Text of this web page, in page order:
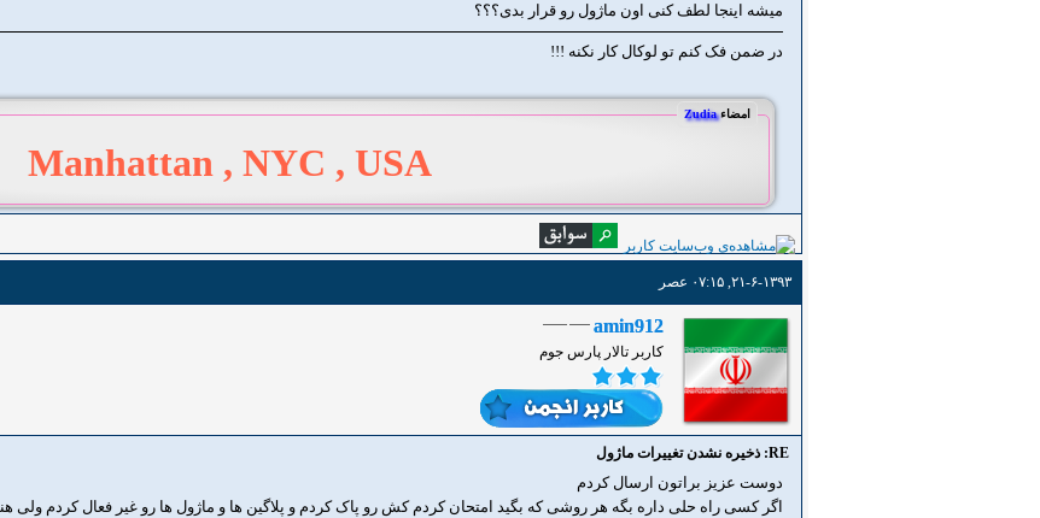
میشه اینجا لطف کنی اون ماژول رو قرار بدی؟؟؟
در ضمن فک کنم تو لوکال کار نکنه !!!
امضاءZudia
Manhattan , NYC , USA
۲۱-۶-۱۳۹۳, ۰۷:۱۵ عصر
amin912
کاربر تالار پارس جوم
RE: ذخیره نشدن تغییرات ماژول
دوست عزیز براتون ارسال کردم
اگر کسی راه حلی داره بگه هر روشی که بگید امتحان کردم کش رو پاک کردم و پلاگین ها و ماژول ها رو غیر فعال کردم ولی